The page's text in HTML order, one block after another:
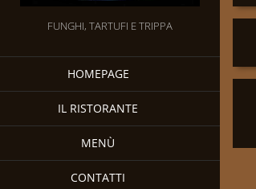
FUNGHI, TARTUFI E TRIPPA
HOMEPAGE
IL RISTORANTE
MENÙ
CONTATTI